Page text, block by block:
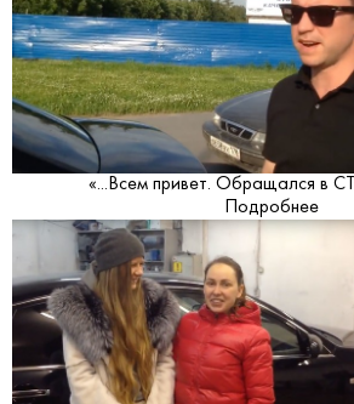
«...Всем привет. Обращался в
Подробнее